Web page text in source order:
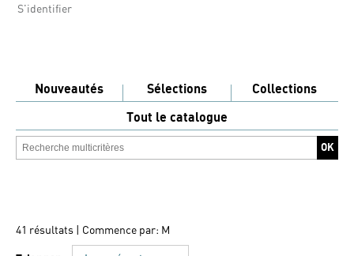
S'identifier
Nouveautés Sélections
Collections
Tout le catalogue
41 résultats | Commence par: M